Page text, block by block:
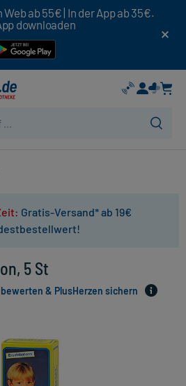
ab 55€ | In der App ab 35€.
downloaden
Gratis-Versand* ab 19€
5 St
& PlusHerzen sichern